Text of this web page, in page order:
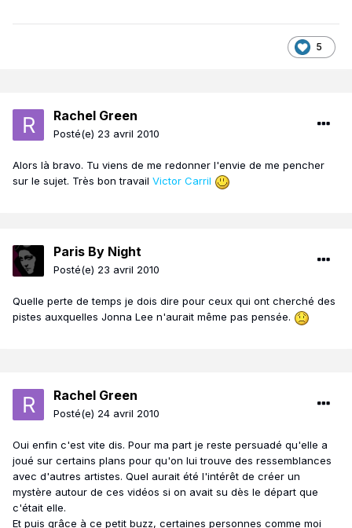
5
Rachel Green
Posté(e) 23 avril 2010
Alors là bravo. Tu viens de me redonner l'envie de me pencher
sur le sujet. Très bon travail Victor Carril
Paris By Night
Posté(e) 23 avril 2010
Quelle perte de temps je dois dire pour ceux qui ont cherché des
pistes auxquelles Jonna Lee n'aurait même pas pensée.
Rachel Green
Posté(e) 24 avril 2010
Oui enfin c'est vite dis. Pour ma part je reste persuadé qu'elle a
joué sur certains plans pour qu'on lui trouve des ressemblances
avec d'autres artistes. Quel aurait été l'intérêt de créer un
mystère autour de ces vidéos si on avait su dès le départ que
c'était elle.
Et puis grâce à ce petit buzz, certaines personnes comme moi